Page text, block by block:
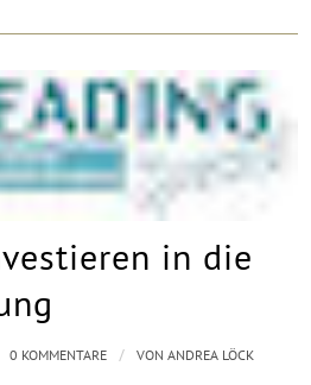
in die
0 KOMMENTARE / VONANDREA LÖCK